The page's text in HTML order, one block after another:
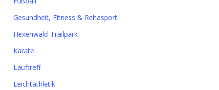
Gesundheit, Fitness & Rehasport
Hexenwald-Trailpark
Karate
Lauftreff
Leichtathletik